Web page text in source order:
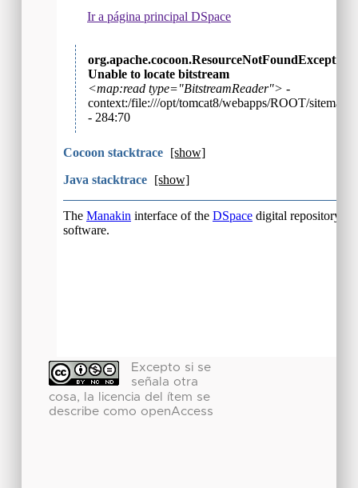
Excepto si se
señala otra
cosa, la licencia del ítem se
describe como openAccess